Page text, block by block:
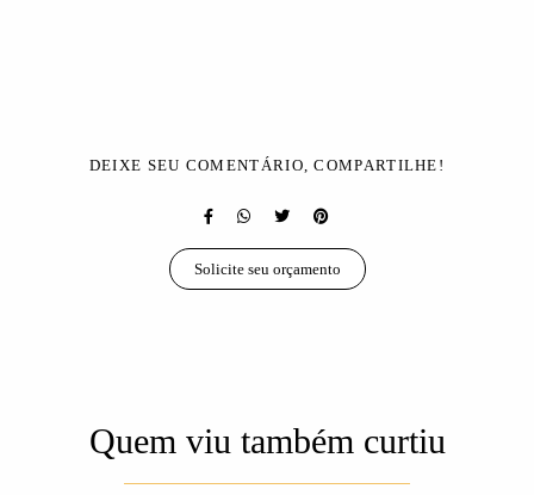
DEIXE SEU COMENTÁRIO, COMPARTILHE!
Solicite seu orçamento
Quem viu também curtiu